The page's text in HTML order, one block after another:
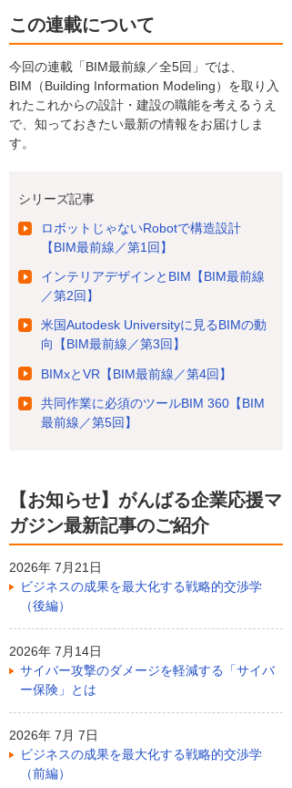
この連載について
今回の連載「BIM最前線／全5回」では、
BIM（Building Information Modeling）を取り入
れたこれからの設計・建設の職能を考えるうえ
で、知っておきたい最新の情報をお届けしま
す。
シリーズ記事
ロボットじゃないRobotで構造設計
【BIM最前線／第1回】
インテリアデザインとBIM【BIM最前線
／第2回】
米国Autodesk Universityに見るBIMの動
向【BIM最前線／第3回】
BIMxとVR【BIM最前線／第4回】
共同作業に必須のツールBIM 360【BIM
最前線／第5回】
【お知らせ】がんばる企業応援マ
ガジン最新記事のご紹介
2026年 7月21日
ビジネスの成果を最大化する戦略的交渉学
（後編）
2026年 7月14日
サイバー攻撃のダメージを軽減する「サイバ
ー保険」とは
2026年 7月 7日
ビジネスの成果を最大化する戦略的交渉学
（前編）